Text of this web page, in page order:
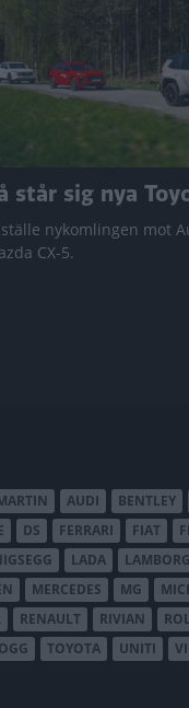
står sig nya
nykomlingen mot
CX-5.
AUDI BENTLEY
DS FERRARI FIAT
LADA
MERCEDES MG
RENAULT RIVIAN
TOYOTA UNITI